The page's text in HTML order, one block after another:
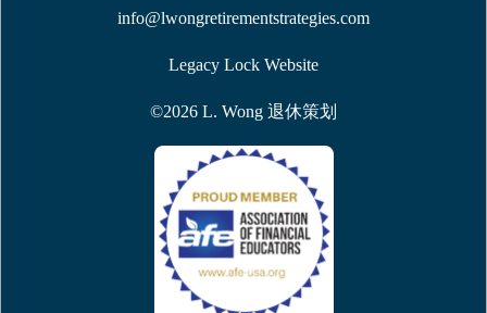
info@lwongretirementstrategies.com
Legacy Lock Website
©2026 L. Wong 退休策划